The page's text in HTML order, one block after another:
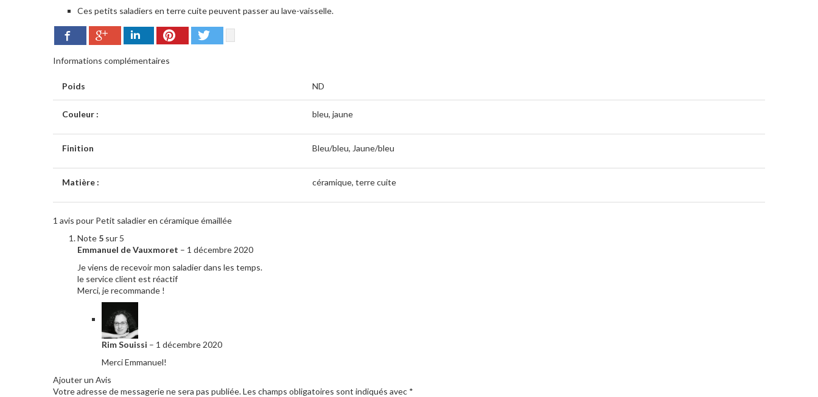
Ces petits saladiers en terre cuite peuvent passer au lave-vaisselle.
Facebook Google+ LinkedIn Pinterest
Informations complémentaires
Poids ND
Couleur : bleu, jaune
Finition Bleu/bleu, Jaune/bleu
Matière : céramique, terre cuite
1 avis pour Petit saladier en céramique émaillée
Note 5 sur 5
Emmanuel de Vauxmoret – 1 décembre 2020
Je viens de recevoir mon saladier dans les temps.
le service client est réactif
Merci, je recommande !
Rim Souissi – 1 décembre 2020
Merci Emmanuel!
Ajouter un Avis
Votre adresse de messagerie ne sera pas publiée.Les champs obligatoires sont indiqués avec *